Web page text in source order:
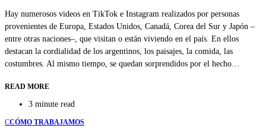
Hay numerosos videos en TikTok e Instagram realizados por personas
provenientes de Europa, Estados Unidos, Canadá, Corea del Sur y Japón –
entre otras naciones–, que visitan o están viviendo en el país. En ellos
destacan la cordialidad de los argentinos, los paisajes, la comida, las
costumbres. Al mismo tiempo, se quedan sorprendidos por el hecho…
READ MORE
3 minute read
CCÓMO TRABAJAMOS